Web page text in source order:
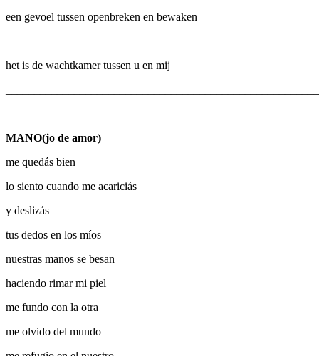
een gevoel tussen openbreken en bewaken
het is de wachtkamer tussen u en mij
MANO(jo de amor)
me quedás bien
lo siento cuando me acariciás
y deslizás
tus dedos en los míos
nuestras manos se besan
haciendo rimar mi piel
me fundo con la otra
me olvido del mundo